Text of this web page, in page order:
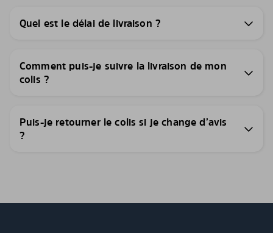
Quel est le délai de livraison ?
Comment puis-je suivre la livraison de mon
colis ?
Puis-je retourner le colis si je change d’avis
?